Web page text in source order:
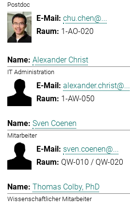
Postdoc
chu.chen@...
1-AO-020
Alexander Christ
IT Administration
alexander.christ@...
1-AW-050
Sven Coenen
Mitarbeiter
sven.coenen@...
QW-010 / QW-020
Thomas Colby, PhD
Wissenschaftlicher Mitarbeiter